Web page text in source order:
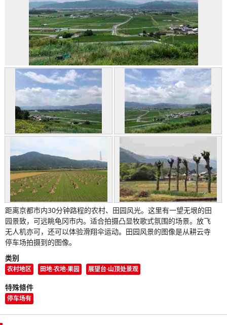
距离京都市内30分钟路程的农村、田园风光。这里有一望无垠的田
园景致，可远眺龟冈市内。适合拍摄凸显牧歌式氛围的场景。放飞
无人机亦可，还可以体验滑翔伞运动。田园风景的图像是从耕云寺
停车场拍摄到的图像。
类别
农村地区 田地·农地·果园 展望台·山顶处景观
特殊條件
停车场有